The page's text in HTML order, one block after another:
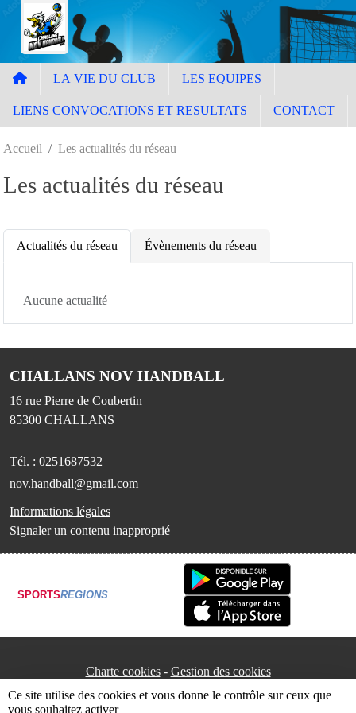
LA VIE DU CLUB LES EQUIPES
LIENS CONVOCATIONS ET RESULTATS CONTACT
Accueil Les actualités du réseau
Les actualités du réseau
Actualités du réseau Évènements du réseau
Aucune actualité
CHALLANS NOV HANDBALL
16 rue Pierre de Coubertin
85300 CHALLANS
Tél. : 0251687532
nov.handball@gmail.com
Informations légales
Signaler un contenu inapproprié
SPORTSREGIONS
Charte cookies Gestion des cookies
Panneau de gestion des cookies
Ce site utilise des cookies et vous donne le contrôle sur ceux que
vous souhaitez activer